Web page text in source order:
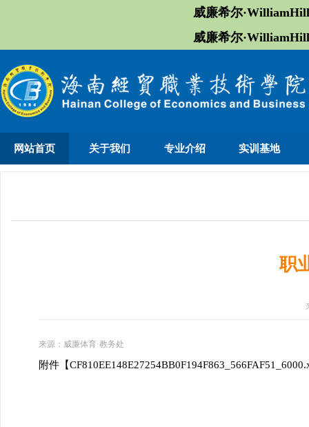
威廉希尔
威廉希尔
网站首页 关于我们 专业介绍 实训基地
职
来源： 威廉体育·教务处
附件【